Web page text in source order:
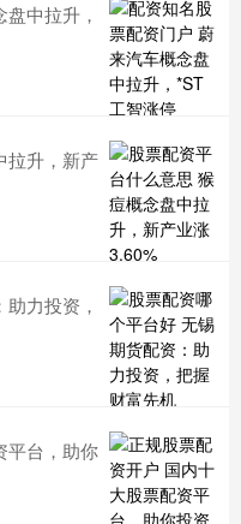
中拉升，
拉升，新产
力投资，
平台，助你